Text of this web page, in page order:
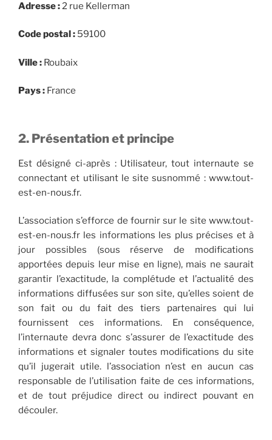
Adresse : 2 rue Kellerman
Code postal : 59100
Ville : Roubaix
Pays : France
2. Présentation et principe
Est désigné ci-après : Utilisateur, tout internaute se
connectant et utilisant le site susnommé : www.tout-
est-en-nous.fr.
L’association s’efforce de fournir sur le site www.tout-
est-en-nous.fr les informations les plus précises et à
jour possibles (sous réserve de modifications
apportées depuis leur mise en ligne), mais ne saurait
garantir l’exactitude, la complétude et l’actualité des
informations diffusées sur son site, qu’elles soient de
son fait ou du fait des tiers partenaires qui lui
fournissent ces informations. En conséquence,
l’internaute devra donc s’assurer de l’exactitude des
informations et signaler toutes modifications du site
qu’il jugerait utile. l’association n’est en aucun cas
responsable de l’utilisation faite de ces informations,
et de tout préjudice direct ou indirect pouvant en
découler.